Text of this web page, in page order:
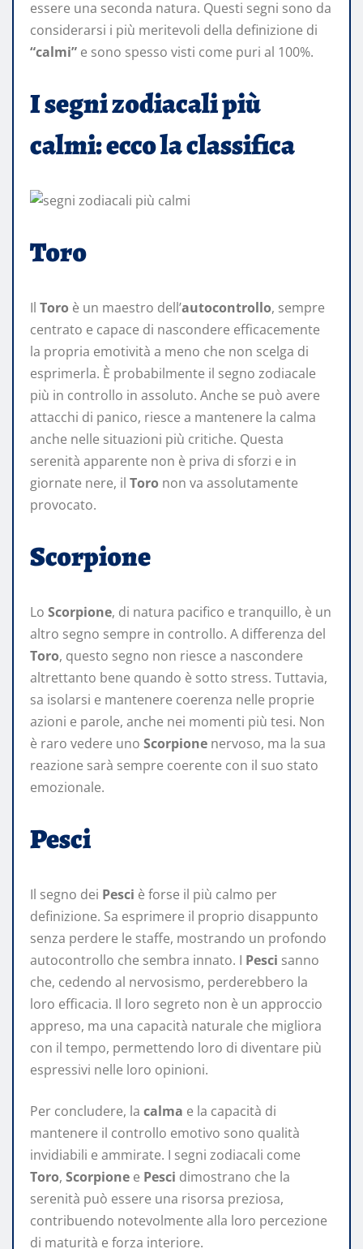
essere una seconda natura. Questi segni sono da
considerarsi i più meritevoli della definizione di
“calmi” e sono spesso visti come puri al 100%.
I segni zodiacali più
calmi: ecco la classifica
Toro
Il Toro è un maestro dell’autocontrollo, sempre
centrato e capace di nascondere efficacemente
la propria emotività a meno che non scelga di
esprimerla. È probabilmente il segno zodiacale
più in controllo in assoluto. Anche se può avere
attacchi di panico, riesce a mantenere la calma
anche nelle situazioni più critiche. Questa
serenità apparente non è priva di sforzi e in
giornate nere, il Toro non va assolutamente
provocato.
Scorpione
Lo Scorpione, di natura pacifico e tranquillo, è un
altro segno sempre in controllo. A differenza del
Toro, questo segno non riesce a nascondere
altrettanto bene quando è sotto stress. Tuttavia,
sa isolarsi e mantenere coerenza nelle proprie
azioni e parole, anche nei momenti più tesi. Non
è raro vedere uno Scorpione nervoso, ma la sua
reazione sarà sempre coerente con il suo stato
emozionale.
Pesci
Il segno dei Pesci è forse il più calmo per
definizione. Sa esprimere il proprio disappunto
senza perdere le staffe, mostrando un profondo
autocontrollo che sembra innato. I Pesci sanno
che, cedendo al nervosismo, perderebbero la
loro efficacia. Il loro segreto non è un approccio
appreso, ma una capacità naturale che migliora
con il tempo, permettendo loro di diventare più
espressivi nelle loro opinioni.
Per concludere, la calma e la capacità di
mantenere il controllo emotivo sono qualità
invidiabili e ammirate. I segni zodiacali come
Toro, Scorpione e Pesci dimostrano che la
serenità può essere una risorsa preziosa,
contribuendo notevolmente alla loro percezione
di maturità e forza interiore.